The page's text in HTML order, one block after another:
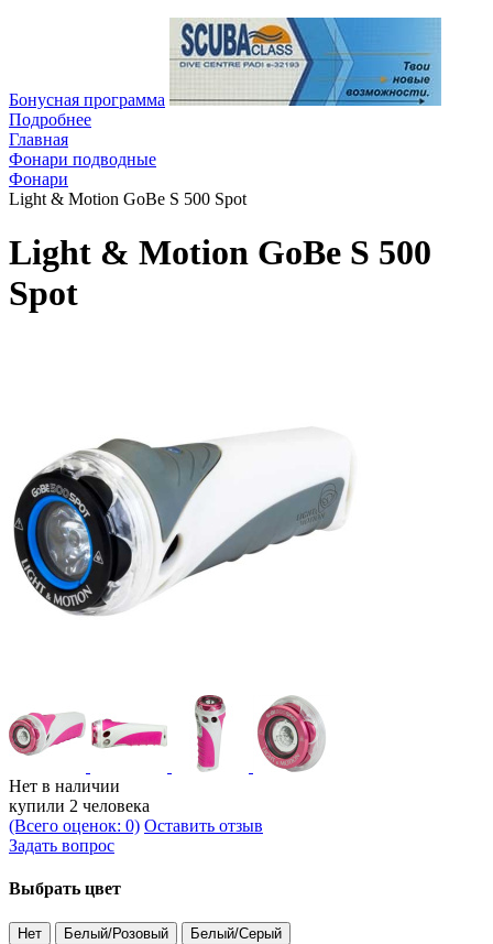
Бонусная программа
Подробнее
Главная
Фонари подводные
Фонари
Light & Motion GoBe S 500 Spot
Light & Motion GoBe S 500
Spot
Нет в наличии
купили 2 человека
(Всего оценок: 0) Оставить отзыв
Задать вопрос
Выбрать цвет
Нет Белый/Розовый Белый/Серый